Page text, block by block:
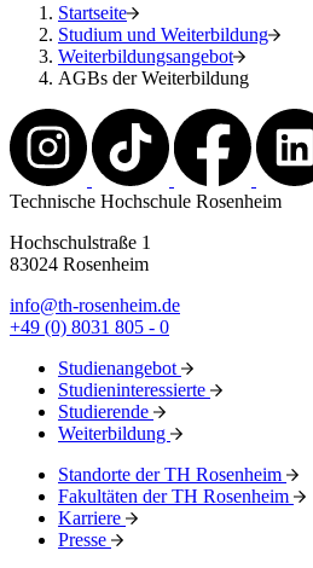
Startseite
Studium und Weiterbildung
Weiterbildungsangebot
AGBs der Weiterbildung
Technische Hochschule Rosenheim
Hochschulstraße 1
83024 Rosenheim
info@th-rosenheim.de
+49 (0) 8031 805 - 0
Studienangebot
Studieninteressierte
Studierende
Weiterbildung
Standorte der TH Rosenheim
Fakultäten der TH Rosenheim
Karriere
Presse